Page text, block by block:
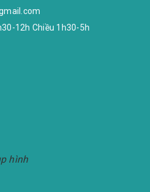
12h Chiều 1h30-5h
hình